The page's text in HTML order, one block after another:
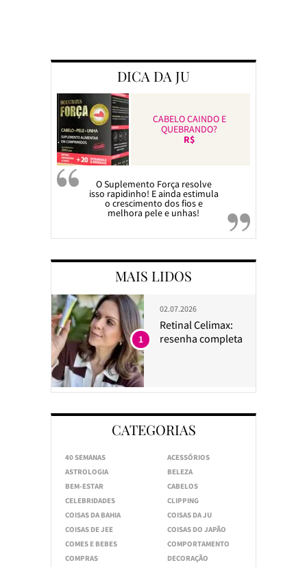
DICA DA JU
CABELO CAINDO E
QUEBRANDO?
R$
O Suplemento Força resolve
isso rapidinho! E ainda estimula
o crescimento dos fios e
melhora pele e unhas!
MAIS LIDOS
02.07.2026
Retinal Celimax:
resenha completa
1
CATEGORIAS
40 SEMANAS
ACESSÓRIOS
ASTROLOGIA
BELEZA
BEM-ESTAR
CABELOS
CELEBRIDADES
CLIPPING
COISAS DA BAHIA
COISAS DA JU
COISAS DE JEE
COISAS DO JAPÃO
COMES E BEBES
COMPORTAMENTO
COMPRAS
DECORAÇÃO